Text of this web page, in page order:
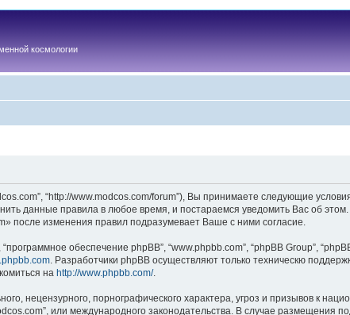
космологии
“http://www.modcos.com/forum”), Вы принимаете следующие
данные правила в любое время, и постараемся уведомить Вас об
после изменения правил подразумевает Ваше с ними согласие.
обеспечение phpBB”, “www.phpbb.com”, “phpBB Group”,
. Разработчики phpBB осуществляют только техническю
на http://www.phpbb.com/.
нецензурного, порнографического характера, угроз и призывов к
или международного законодательства. В случае